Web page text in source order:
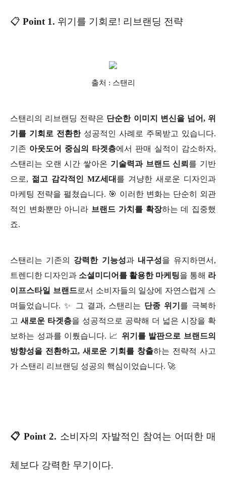
📋 Point 1. 위기를 기회로! 리브랜딩 전략
출처 : 스탠리
스탠리의 리브랜딩 전략은 단순한 이미지 변신을 넘어, 위
기를 기회로 전환한 성공적인 사례로 주목받고 있습니다.
기존 아웃도어 중심의 타겟층에서 판매 실적이 감소하자,
스탠리는 오랜 시간 쌓아온 기술력과 브랜드 신뢰 를 기반
으로, 젊고 감각적인 MZ세대 를 겨냥한 새로운 디자인과
마케팅 전략을 펼쳤습니다. 🎯 이러한 변화는 단순히 외관
적인 변화뿐만 아니라 브랜드 가치를 확장하는 데 집중했
죠.
스탠리는 기존의 강력한 기능성과 내구성을 유지하면서,
트렌디한 디자인과 소셜미디어를 활용한 마케팅을 통해 라
이프스타일 브랜드로서 소비자들의 일상에 자연스럽게 스
며들었습니다. ✨ 그 결과, 스탠리는 단종 위기 를 극복하
고 새로운 타겟층을 성공적으로 공략해 더 넓은 시장을 확
보하는 성과를 이뤘습니다. 📈 위기를 발판으로 브랜드의
방향성을 전환하고, 새로운 기회를 창출하는 전략적 사고
가 스탠리 리브랜딩 성공의 핵심이었습니다. 🚀
📋 Point 2. 소비자의 자발적인 참여는 어떠한 매
체보다 강력한 무기이다.